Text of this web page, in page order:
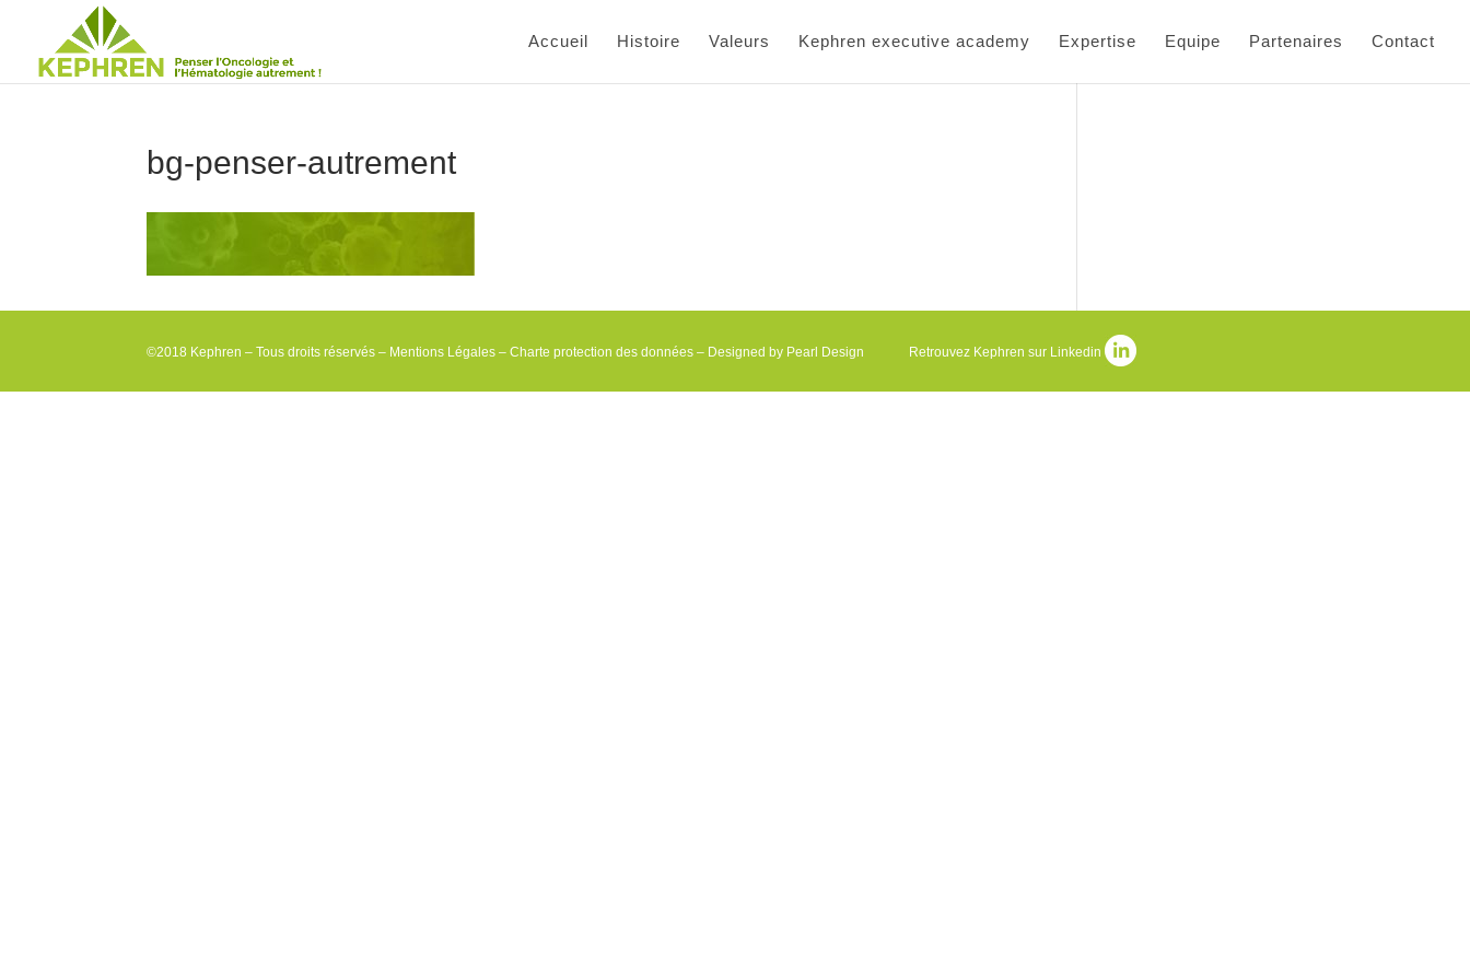
Accueil Histoire Valeurs Kephren executive academy Expertise Equipe Partenaires Contact
bg-penser-autrement
©2018 Kephren – Tous droits réservés – Mentions Légales –Charte protection des données – Designed by Pearl Design Retrouvez Kephren sur Linkedin